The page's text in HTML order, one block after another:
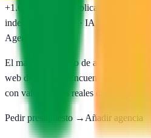
+1.650
agencias publicadas
independiente
SEO · IA · GEO ·
AgenciasSEO
El mayor directorio de agencias
web de España. Encuentra, compara
con valoraciones reales de Google.
Pedir presupuesto → Añadir agencia